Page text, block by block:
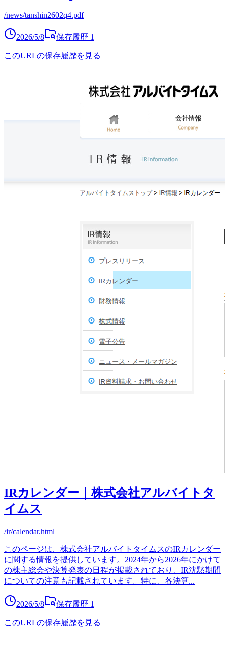
/news/tanshin2602q4.pdf
2026/5/8 保存履歴 1
このURLの保存履歴を見る
IRカレンダー｜株式会社アルバイトタ
イムス
/ir/calendar.html
このページは、株式会社アルバイトタイムスのIRカレンダー
に関する情報を提供しています。2024年から2026年にかけて
の株主総会や決算発表の日程が掲載されており、IR沈黙期間
についての注意も記載されています。特に、各決算...
2026/5/8 保存履歴 1
このURLの保存履歴を見る